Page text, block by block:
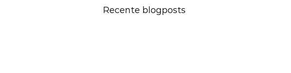
Recente blogposts